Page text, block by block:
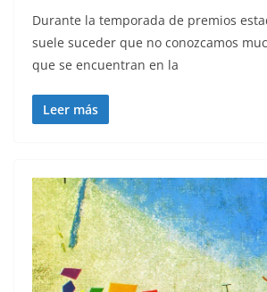
Durante la temporada de premios
suele suceder que no conozcamos
que se encuentran en la
Leer más